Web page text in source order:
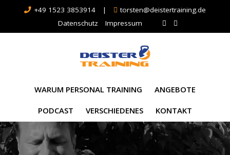
+49 1523 3853914 |
torsten@deistertraining.de
Datenschutz
Impressum
WARUM PERSONAL TRAINING ANGEBOTE
PODCAST VERSCHIEDENES KONTAKT